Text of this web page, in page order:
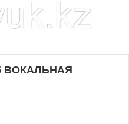
ВОКАЛЬНАЯ